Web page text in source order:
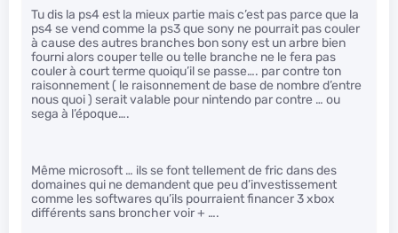
Tu dis la ps4 est la mieux partie mais c’est pas parce que la
ps4 se vend comme la ps3 que sony ne pourrait pas couler
à cause des autres branches bon sony est un arbre bien
fourni alors couper telle ou telle branche ne le fera pas
couler à court terme quoiqu’il se passe…. par contre ton
raisonnement ( le raisonnement de base de nombre d’entre
nous quoi ) serait valable pour nintendo par contre … ou
sega à l’époque….
Même microsoft … ils se font tellement de fric dans des
domaines qui ne demandent que peu d’investissement
comme les softwares qu’ils pourraient financer 3 xbox
différents sans broncher voir + ….